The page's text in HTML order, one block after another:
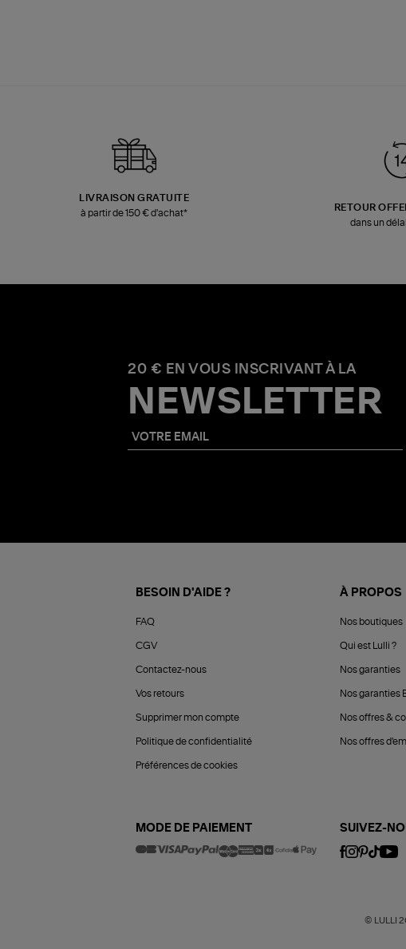
LIVRAISON GRATUITE
à partir de 150 € d'achat*
RETOUR
dans un
20 € EN VOUS INSCRIVANT À LA
NEWSLETTER
BESOIN D'AIDE ?
FAQ
CGV
Contactez-nous
Vos retours
Supprimer mon compte
Politique de confidentialité
Préférences de cookies
À PROPOS
Nos boutiques
Qui est Lulli ?
Nos garanties
Nos garanties
Nos offres &
Nos offres
MODE DE PAIEMENT SUIVEZ-
© LULLI